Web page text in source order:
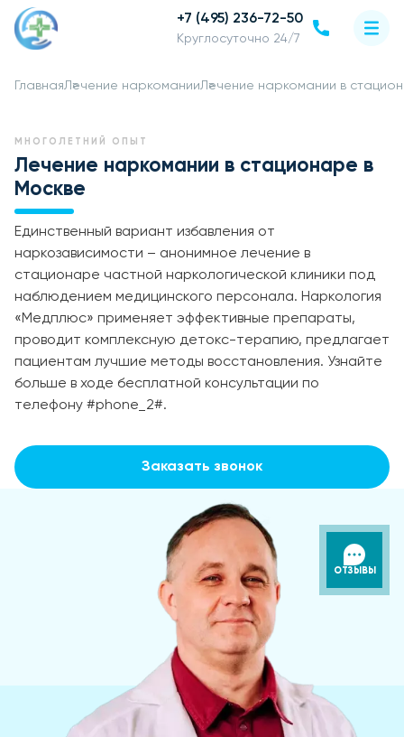
+7 (495) 236-72-50
Круглосуточно 24/7
ГлавнаяЛечение наркоманииЛечение наркомании в
МНОГОЛЕТНИЙ ОПЫТ
Лечение наркомании в стационаре в
Москве
Единственный вариант избавления от
наркозависимости – анонимное лечение в
стационаре частной наркологической клиники под
наблюдением медицинского персонала. Наркология
«Медплюс» применяет эффективные препараты,
проводит комплексную детокс-терапию, предлагает
пациентам лучшие методы восстановления. Узнайте
больше в ходе бесплатной консультации по
телефону #phone_2#.
Заказать звонок
ОТЗЫВЫ